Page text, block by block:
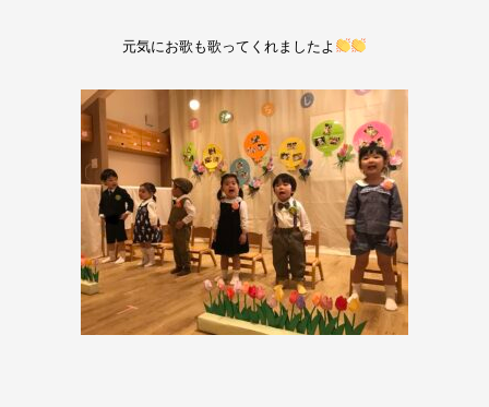
元気にお歌も歌ってくれましたよ